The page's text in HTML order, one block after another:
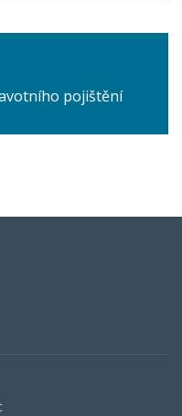
pojištění